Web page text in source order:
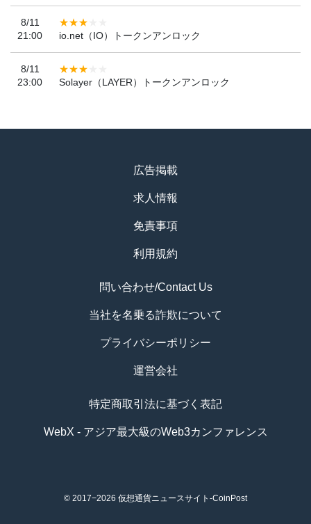
8/11
21:00
io.net（IO）トークンアンロック
8/11
23:00
Solayer（LAYER）トークンアンロック
広告掲載
求人情報
免責事項
利用規約
問い合わせ/Contact Us
当社を名乗る詐欺について
プライバシーポリシー
運営会社
特定商取引法に基づく表記
WebX - アジア最大級のWeb3カンファレンス
© 2017−2026 仮想通貨ニュースサイト-CoinPost